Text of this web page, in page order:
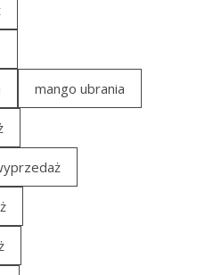
mango ubrania